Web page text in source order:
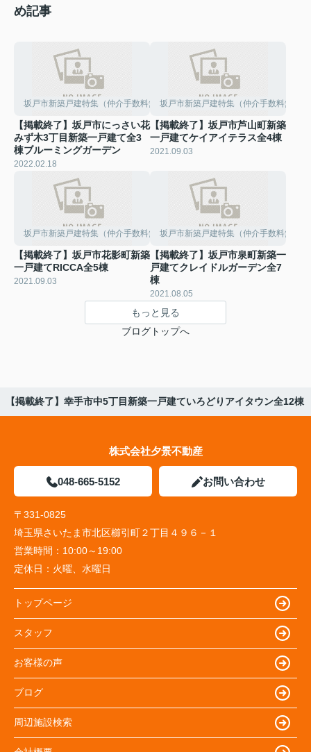
め記事
坂戸市新築戸建特集（仲介手数料無料）
【掲載終了】坂戸市にっさい花
みず木3丁目新築一戸建て全3
棟ブルーミングガーデン
2022.02.18
坂戸市新築戸建特集（仲介手数料無料）
【掲載終了】坂戸市芦山町新築
一戸建てケイアイテラス全4棟
2021.09.03
坂戸市新築戸建特集（仲介手数料無料）
【掲載終了】坂戸市花影町新築
一戸建てRICCA全5棟
2021.09.03
坂戸市新築戸建特集（仲介手数料無料）
【掲載終了】坂戸市泉町新築一
戸建てクレイドルガーデン全7
棟
2021.08.05
もっと見る
ブログトップへ
【掲載終了】幸手市中5丁目新築一戸建ていろどりアイタウン全12棟
株式会社夕景不動産
048-665-5152 お問い合わせ
〒331-0825
埼玉県さいたま市北区櫛引町２丁目４９６－１
営業時間： 10:00～19:00
定休日： 火曜、水曜日
トップページ
スタッフ
お客様の声
ブログ
周辺施設検索